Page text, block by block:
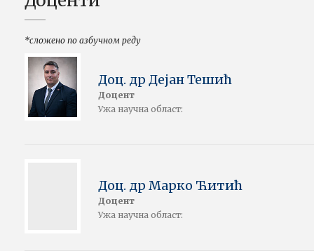
*сложено по азбучном реду
Доц. др Дејан Тешић
Доцент
Ужа научна област:
Доц. др Марко Ћитић
Доцент
Ужа научна област: